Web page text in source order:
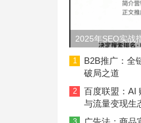
2025年SEO实战
长度与结构规范
1
B2B推广：全
破局之道
2
百度联盟：AI
与流量变现生